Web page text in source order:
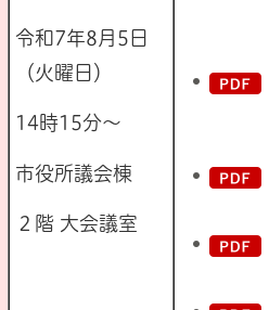
令和7年8月5日
（火曜日）
14時15分～
市役所議会棟
２階 大会議室